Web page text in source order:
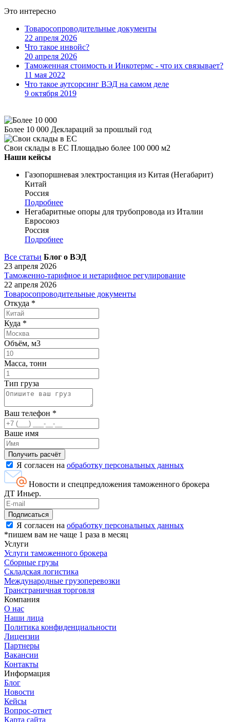
Это интересно
Товаросопроводительные документы
22 апреля 2026
Что такое инвойс?
20 апреля 2026
Таможенная стоимость и Инкотермс - что их связывает?
11 мая 2022
Что такое аутсорсинг ВЭД на самом деле
9 октября 2019
Более 10 000 Деклараций за прошлый год
Свои склады в ЕС Площадью более 100 000 м2
Наши кейсы
Газопоршневая электростанция из Китая (Негабарит)
Китай
Россия
Подробнее
Негабаритные опоры для трубопровода из Италии
Евросоюз
Россия
Подробнее
Все статьи Блог о ВЭД
23 апреля 2026
Таможенно-тарифное и нетарифное регулирование
22 апреля 2026
Товаросопроводительные документы
Откуда *
Куда *
Объём, м3
Масса, тонн
Тип груза
Ваш телефон *
Ваше имя
Я согласен на обработку персональных данных
Новости и спецпредложения таможенного брокера
ДТ Иньер.
Я согласен на обработку персональных данных
*пишем вам не чаще 1 раза в месяц
Услуги
Услуги таможенного брокера
Сборные грузы
Складская логистика
Международные грузоперевозки
Трансграничная торговля
Компания
О нас
Наши лица
Политика конфиденциальности
Лицензии
Партнеры
Вакансии
Контакты
Информация
Блог
Новости
Кейсы
Вопрос-ответ
Карта сайта